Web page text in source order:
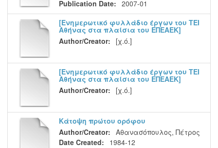
Publication Date: 2007-01
[Ενημερωτικό φυλλάδιο έργων του ΤΕΙ
Αθήνας στα πλαίσια του ΕΠΕΑΕΚ]
Author/Creator:
[χ.ό.]
[Ενημερωτικό φυλλάδιο έργων του ΤΕΙ
Αθήνας στα πλαίσια του ΕΠΕΑΕΚ]
Author/Creator:
[χ.ό.]
Κάτοψη πρώτου ορόφου
Author/Creator: Αθανασόπουλος, Πέτρος
Date Created:
1984-12